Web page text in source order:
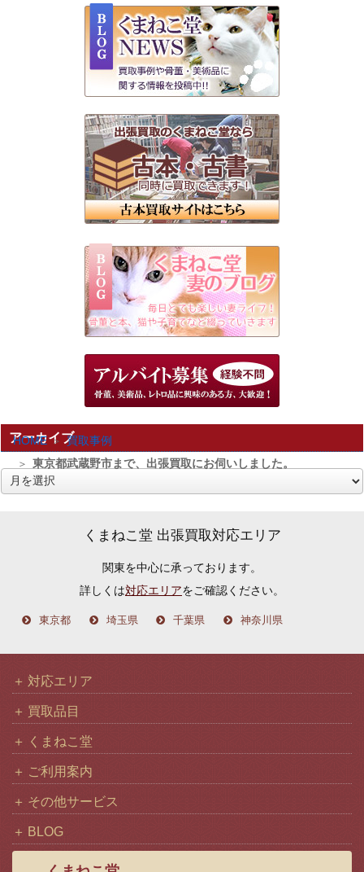
HOME
買取事例
東京都武蔵野市まで、出張買取にお伺いしました。
アーカイブ
くまねこ堂 出張買取対応エリア
関東を中心に承っております。
詳しくは対応エリアをご確認ください。
東京都 埼玉県 千葉県 神奈川県
対応エリア
買取品目
くまねこ堂
ご利用案内
その他サービス
BLOG